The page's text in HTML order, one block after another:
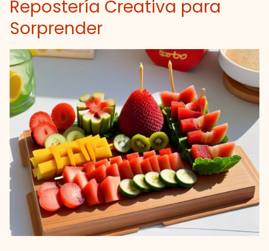
Repostería Creativa para
Sorprender